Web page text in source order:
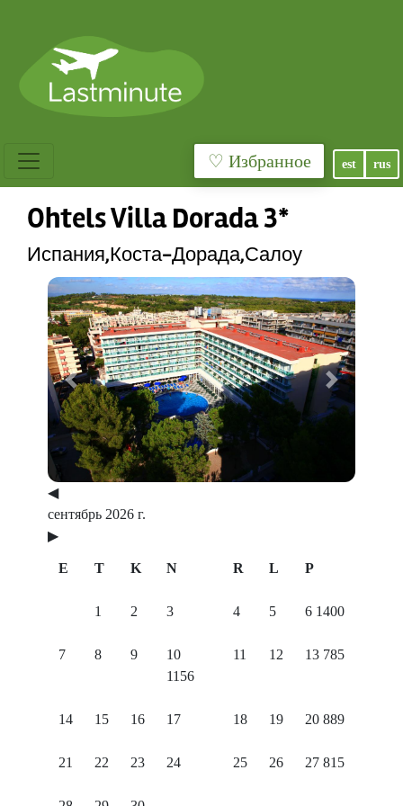
♡ Избранное est rus
Ohtels Villa Dorada 3*
Испания,Коста-Дорада,Салоу
Previous Next
◀
сентябрь 2026 г.
▶
E T K N R L P
1 2 3 4 5 6 1400
7 8 9
10
1156
11 12 13 785
14 15 16 17 18 19 20 889
21 22 23 24 25 26 27 815